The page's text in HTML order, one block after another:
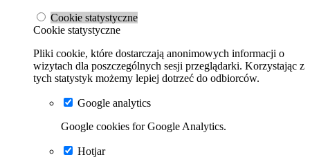
Cookie statystyczne
Cookie statystyczne
Pliki cookie, które dostarczają anonimowych informacji o
wizytach dla poszczególnych sesji przeglądarki. Korzystając z
tych statystyk możemy lepiej dotrzeć do odbiorców.
Google analytics
Google cookies for Google Analytics.
Hotjar